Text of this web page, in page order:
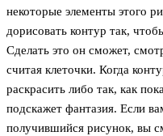
некоторые элементы этого
дорисовать контур так,
Сделать это он сможет,
считая клеточки. Когда
раскрасить либо так, как
подскажет фантазия. Если
получившийся рисунок, вы